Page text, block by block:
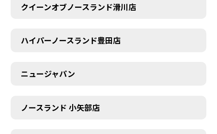
クイーンオブノースランド滑川店
ハイパーノースランド豊田店
ニュージャパン
ノースランド 小矢部店